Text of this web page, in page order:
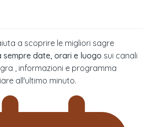
a scoprire le migliori sagre
sempre date, orari e luogo sui canali
, informazioni e programma
all'ultimo minuto.